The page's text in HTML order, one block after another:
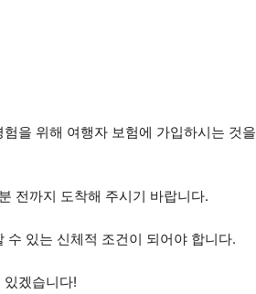
을 위해 여행자 보험에 가입하시는 것을
전까지 도착해 주시기 바랍니다.
있는 신체적 조건이 되어야 합니다.
겠습니다!